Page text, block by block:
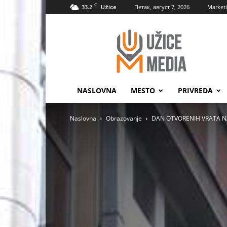
33.2 C Užice Петак, август 7, 2026
UžiceMedia
NASLOVNA MESTO PRIVREDA
Naslovna Obrazovanje DAN OTVORENIH VRATA